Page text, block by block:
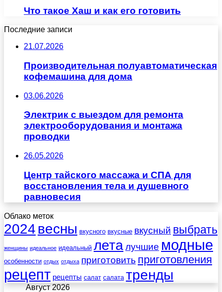
Что такое Хаш и как его готовить
Последние записи
21.07.2026
Производительная полуавтоматическая
кофемашина для дома
03.06.2026
Электрик с выездом для ремонта
электрооборудования и монтажа
проводки
26.05.2026
Центр тайского массажа и СПА для
восстановления тела и душевного
равновесия
Облако меток
2024 весны вкусного вкусные вкусный выбрать
женщины идеальное идеальный леталучшие модные
особенности отдых отдыха приготовить приготовления
рецепт рецепты салат салата тренды
Август 2026